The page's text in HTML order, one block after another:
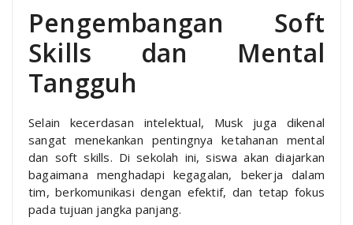
Pengembangan Soft
Skills dan Mental
Tangguh
Selain kecerdasan intelektual, Musk juga dikenal
sangat menekankan pentingnya ketahanan mental
dan soft skills. Di sekolah ini, siswa akan diajarkan
bagaimana menghadapi kegagalan, bekerja dalam
tim, berkomunikasi dengan efektif, dan tetap fokus
pada tujuan jangka panjang.